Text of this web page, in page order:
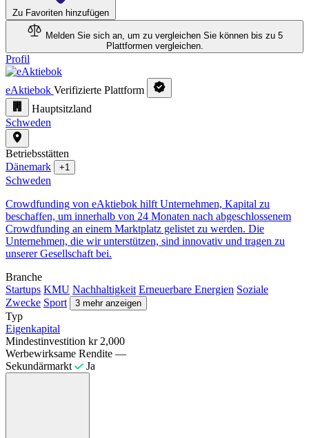
Zu Favoriten hinzufügen
Melden Sie sich an, um zu vergleichen Sie können bis zu 5
Plattformen vergleichen.
Profil
eAktiebok Verifizierte Plattform
Hauptsitzland
Schweden
Betriebsstätten
Dänemark
+1
Schweden
Crowdfunding von eAktiebok hilft Unternehmen, Kapital zu
beschaffen, um innerhalb von 24 Monaten nach abgeschlossenem
Crowdfunding an einem Marktplatz gelistet zu werden. Die
Unternehmen, die wir unterstützen, sind innovativ und tragen zu
unserer Gesellschaft bei.
Branche
Startups KMU Nachhaltigkeit Erneuerbare Energien Soziale
Zwecke Sport 3 mehr anzeigen
Typ
Eigenkapital
Mindestinvestition kr 2,000
Werbewirksame Rendite —
Sekundärmarkt
Ja